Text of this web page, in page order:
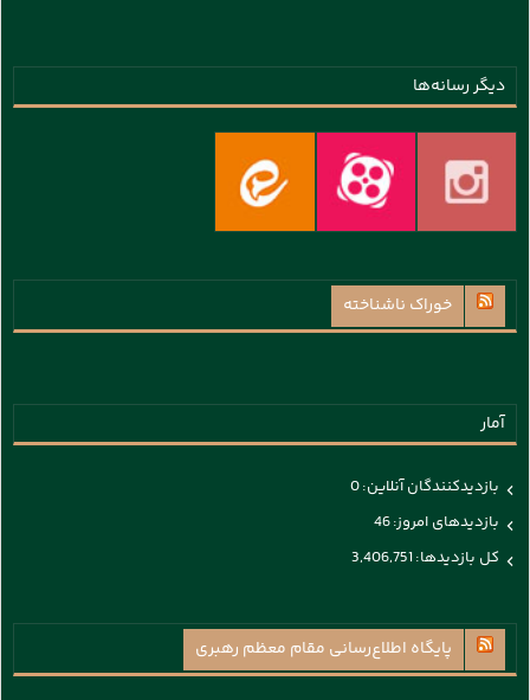
دیگر رسانه‌ها
خوراک ناشناخته
آمار
بازدیدکنندگان آنلاین:0
بازدیدهای امروز:46
کل بازدیدها:3,406,751
پايگاه اطلاع‌رسانی مقام معظم رهبری